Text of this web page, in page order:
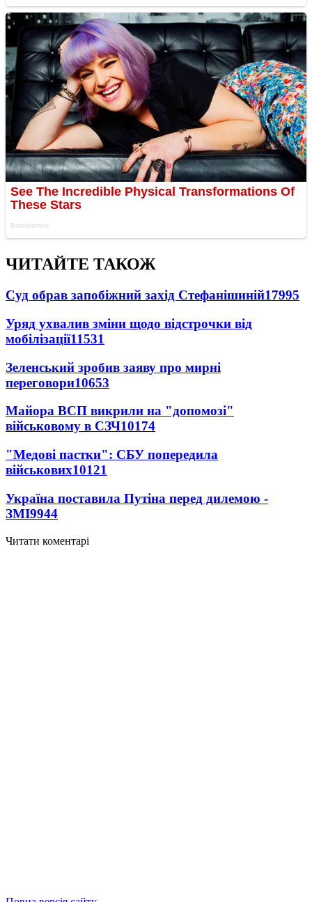
ЧИТАЙТЕ ТАКОЖ
Суд обрав запобіжний захід Стефанішиній17995
Уряд ухвалив зміни щодо відстрочки від
мобілізації11531
Зеленський зробив заяву про мирні
переговори10653
Майора ВСП викрили на "допомозі"
військовому в СЗЧ10174
"Медові пастки": СБУ попередила
військових10121
Україна поставила Путіна перед дилемою -
ЗМІ9944
Читати коментарі